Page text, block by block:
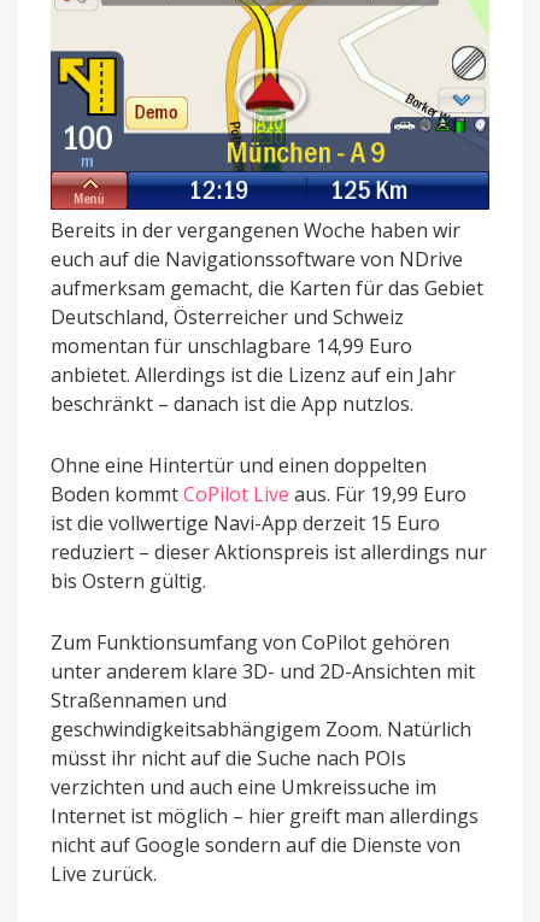
Bereits in der vergangenen Woche haben wir
euch auf die Navigationssoftware von NDrive
aufmerksam gemacht, die Karten für das Gebiet
Deutschland, Österreicher und Schweiz
momentan für unschlagbare 14,99 Euro
anbietet. Allerdings ist die Lizenz auf ein Jahr
beschränkt – danach ist die App nutzlos.
Ohne eine Hintertür und einen doppelten
Boden kommtCoPilot Live aus. Für 19,99 Euro
ist die vollwertige Navi-App derzeit 15 Euro
reduziert – dieser Aktionspreis ist allerdings nur
bis Ostern gültig.
Zum Funktionsumfang von CoPilot gehören
unter anderem klare 3D- und 2D-Ansichten mit
Straßennamen und
geschwindigkeitsabhängigem Zoom. Natürlich
müsst ihr nicht auf die Suche nach POIs
verzichten und auch eine Umkreissuche im
Internet ist möglich – hier greift man allerdings
nicht auf Google sondern auf die Dienste von
Live zurück.